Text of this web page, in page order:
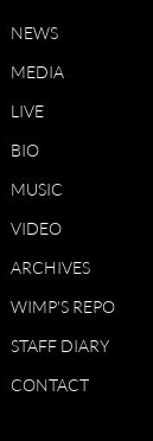
NEWS
MEDIA
LIVE
BIO
MUSIC
VIDEO
ARCHIVES
WIMP'S REPO
STAFF DIARY
CONTACT